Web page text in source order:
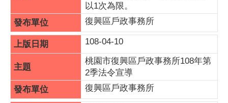
以1次為限。
復興區戶政事務所
108-04-10
桃園市復興區戶政事務所108年第
2季法令宣導
復興區戶政事務所